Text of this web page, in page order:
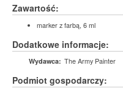
Zawartość:
marker z farbą, 6 ml
Dodatkowe informacje:
Wydawca: The Army Painter
Podmiot gospodarczy: